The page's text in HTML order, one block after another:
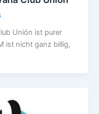
Unión ist purer
ist nicht ganz billig,